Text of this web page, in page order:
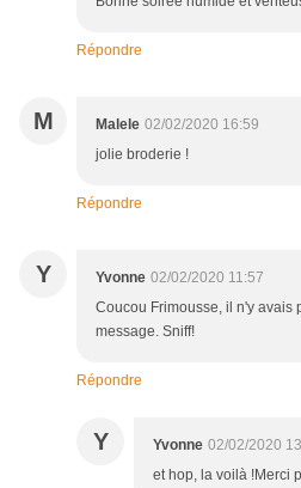
Répondre
M Malele 02/02/2020 16:59
jolie broderie !
Répondre
Y Yvonne 02/02/2020 11:57
Coucou Frimousse, il n'y avais
message. Sniff!
Répondre
Y Yvonne 02/02/2020
et hop, la voilà !Merci